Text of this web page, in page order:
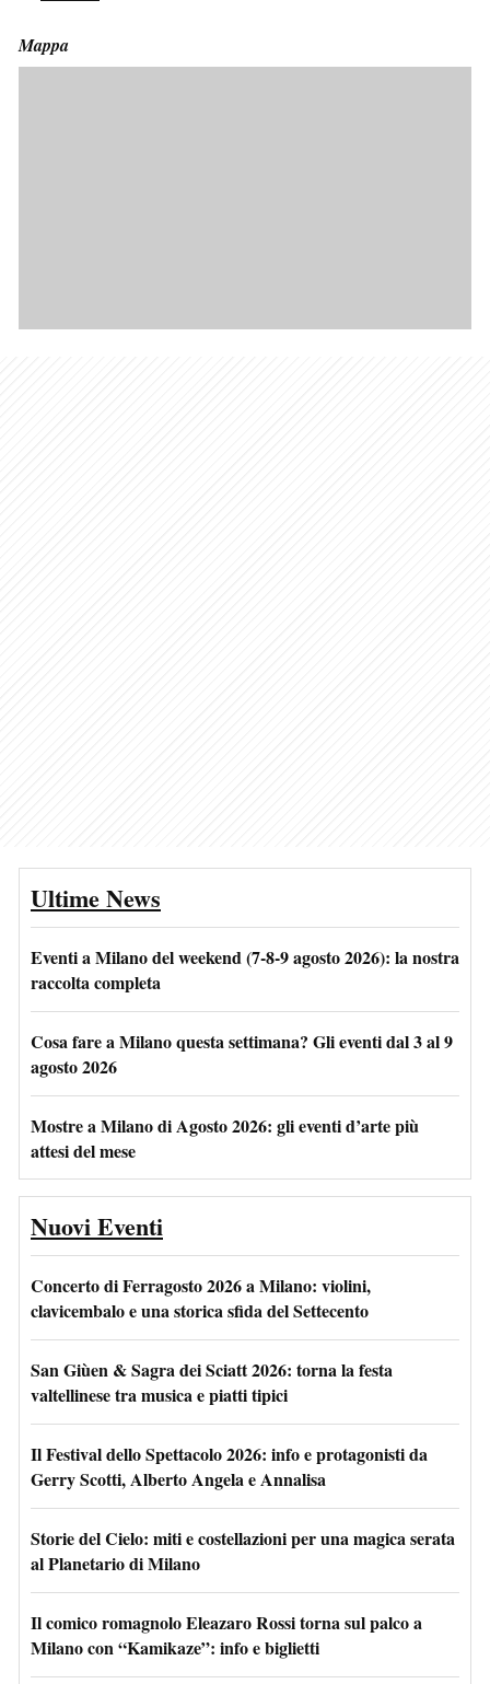
Mappa
Ultime News
Eventi a Milano del weekend (7-8-9 agosto 2026): la nostra
raccolta completa
Cosa fare a Milano questa settimana? Gli eventi dal 3 al 9
agosto 2026
Mostre a Milano di Agosto 2026: gli eventi d’arte più
attesi del mese
Nuovi Eventi
Concerto di Ferragosto 2026 a Milano: violini,
clavicembalo e una storica sfida del Settecento
San Giùen & Sagra dei Sciatt 2026: torna la festa
valtellinese tra musica e piatti tipici
Il Festival dello Spettacolo 2026: info e protagonisti da
Gerry Scotti, Alberto Angela e Annalisa
Storie del Cielo: miti e costellazioni per una magica serata
al Planetario di Milano
Il comico romagnolo Eleazaro Rossi torna sul palco a
Milano con “Kamikaze”: info e biglietti